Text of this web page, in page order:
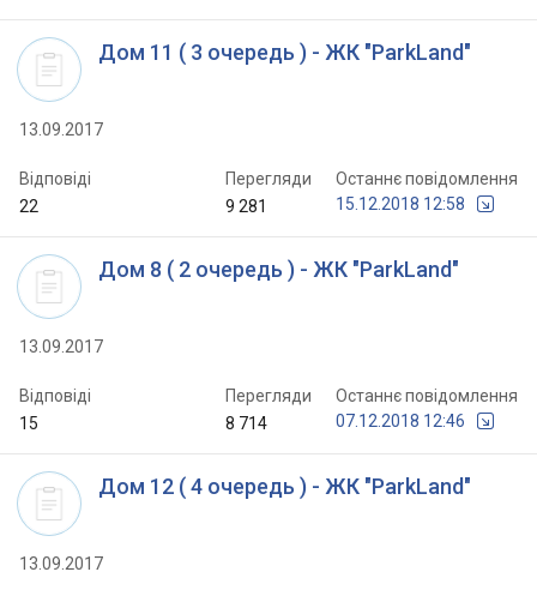
Дом 11 ( 3 очередь ) - ЖК "ParkLand"
13.09.2017
Відповіді
22
Перегляди
9 281
Останнє повідомлення
15.12.2018 12:58
Дом 8 ( 2 очередь ) - ЖК "ParkLand"
13.09.2017
Відповіді
15
Перегляди
8 714
Останнє повідомлення
07.12.2018 12:46
Дом 12 ( 4 очередь ) - ЖК "ParkLand"
13.09.2017